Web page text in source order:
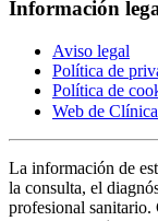
Información
Aviso legal
Política de
Política de
Web de
La información de
la consulta, el
profesional sanitario.